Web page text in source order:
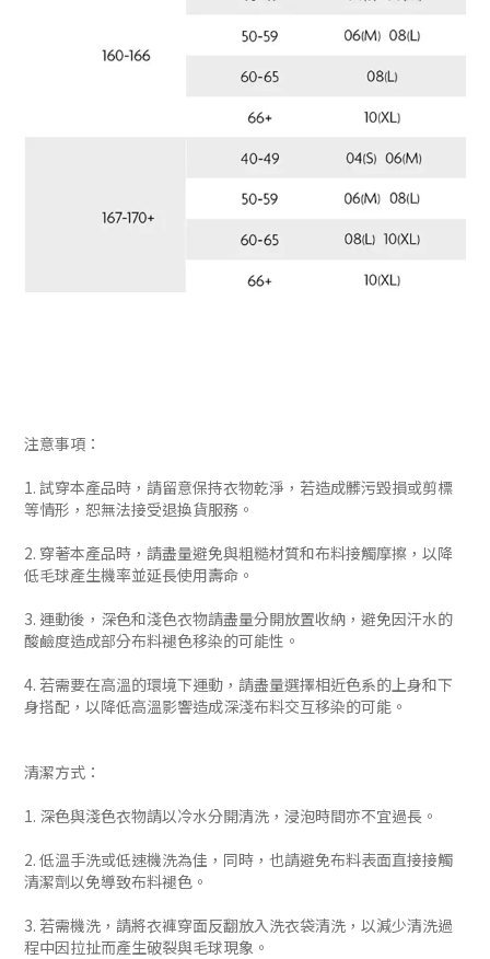
注意事項：
1. 試穿本產品時，請留意保持衣物乾淨，若造成髒污毀損或剪標
等情形，恕無法接受退換貨服務。
2. 穿著本產品時，請盡量避免與粗糙材質和布料接觸摩擦，以降
低毛球產生機率並延長使用壽命。
3. 運動後，深色和淺色衣物請盡量分開放置收納，避免因汗水的
酸鹼度造成部分布料褪色移染的可能性。
4. 若需要在高溫的環境下運動，請盡量選擇相近色系的上身和下
身搭配，以降低高溫影響造成深淺布料交互移染的可能。
清潔方式：
1. 深色與淺色衣物請以冷水分開清洗，浸泡時間亦不宜過長。
2. 低溫手洗或低速機洗為佳，同時，也請避免布料表面直接接觸
清潔劑以免導致布料褪色。
3. 若需機洗，請將衣褲穿面反翻放入洗衣袋清洗，以減少清洗過
程中因拉扯而產生破裂與毛球現象。